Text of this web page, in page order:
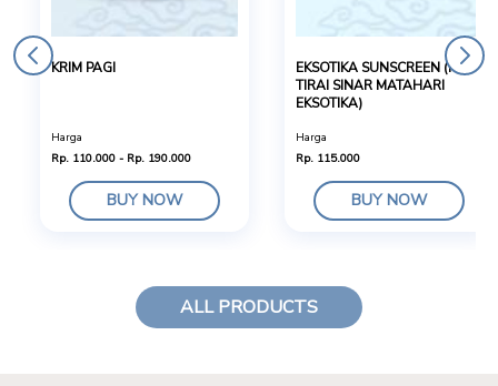
KRIM PAGI
Harga
Rp. 110.000 - Rp. 190.000
BUY NOW
EKSOTIKA SUNSCREEN (KRIM
TIRAI SINAR MATAHARI
EKSOTIKA)
Harga
Rp. 115.000
BUY NOW
ALL PRODUCTS